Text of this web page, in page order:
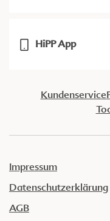
HiPP App
Kundenservice
Impressum
Datenschutzerklärung
AGB